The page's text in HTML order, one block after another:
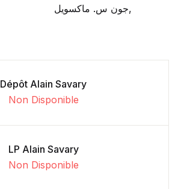
جون س. ماكسويل,
Dépôt Alain Savary
Non Disponible
LP Alain Savary
Non Disponible